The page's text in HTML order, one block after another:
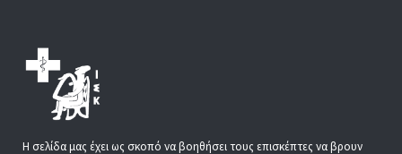
Η σελίδα μας έχει ως σκοπό να βοηθήσει τους επισκέπτες να βρουν